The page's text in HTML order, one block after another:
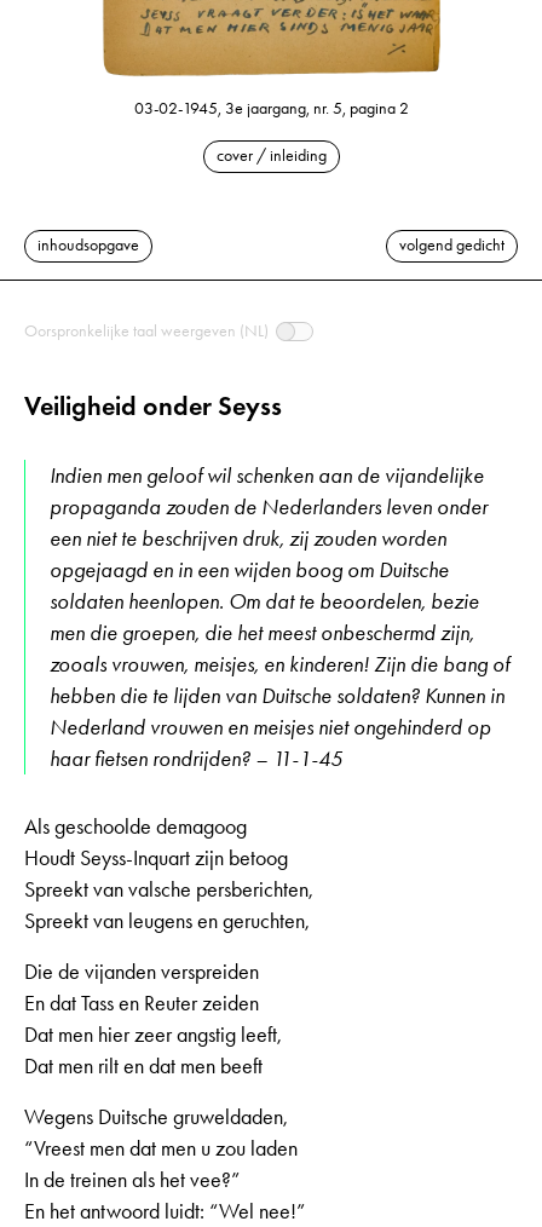
03-02-1945, 3e jaargang, nr. 5, pagina 2
cover / inleiding
inhoudsopgave volgend gedicht
Oorspronkelijke taal weergeven (NL)
Veiligheid onder Seyss
Indien men geloof wil schenken aan de vijandelijke
propaganda zouden de Nederlanders leven onder
een niet te beschrijven druk, zij zouden worden
opgejaagd en in een wijden boog om Duitsche
soldaten heenlopen. Om dat te beoordelen, bezie
men die groepen, die het meest onbeschermd zijn,
zooals vrouwen, meisjes, en kinderen! Zijn die bang of
hebben die te lijden van Duitsche soldaten? Kunnen in
Nederland vrouwen en meisjes niet ongehinderd op
haar fietsen rondrijden? – 11-1-45
Als geschoolde demagoog
Houdt Seyss-Inquart zijn betoog
Spreekt van valsche persberichten,
Spreekt van leugens en geruchten,
Die de vijanden verspreiden
En dat Tass en Reuter zeiden
Dat men hier zeer angstig leeft,
Dat men rilt en dat men beeft
Wegens Duitsche gruweldaden,
“Vreest men dat men u zou laden
In de treinen als het vee?”
En het antwoord luidt: “Wel nee!”